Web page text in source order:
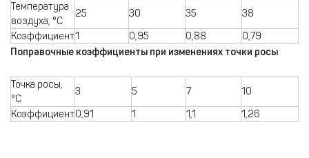
Температура
воздуха, °С
25 30 35
38
Коэффициент1 0,95 0,88
0,79
Поправочные коэффициенты при изменениях точки росы
Точка росы,
°C
3 5 7
10
Коэффициент0,91 1 1,1 1,26